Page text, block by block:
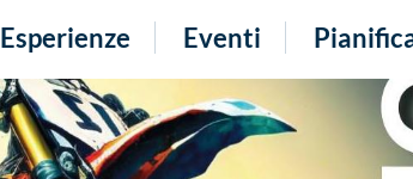
Esperienze Eventi